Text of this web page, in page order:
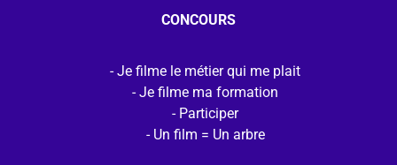
CONCOURS
Je filme le métier qui me plait
Je filme ma formation
Participer
Un film = Un arbre